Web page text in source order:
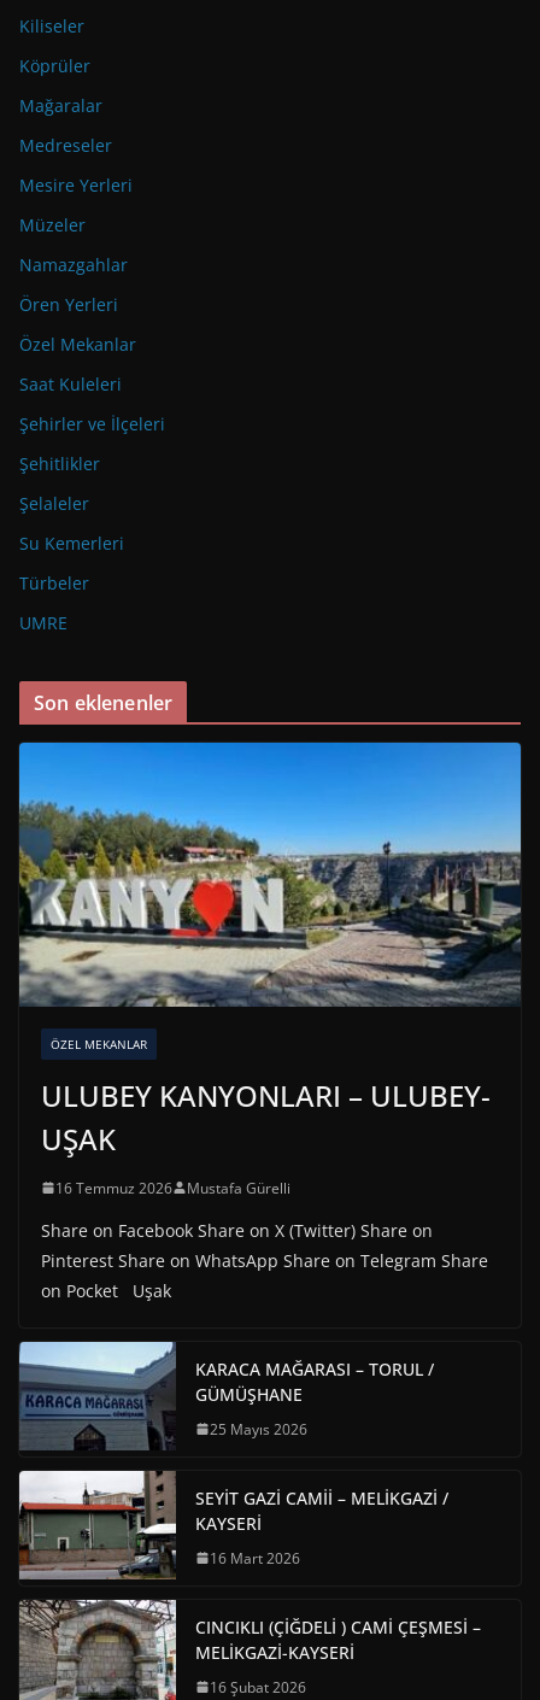
Kiliseler
Köprüler
Mağaralar
Medreseler
Mesire Yerleri
Müzeler
Namazgahlar
Ören Yerleri
Özel Mekanlar
Saat Kuleleri
Şehirler ve İlçeleri
Şehitlikler
Şelaleler
Su Kemerleri
Türbeler
UMRE
Son eklenenler
ÖZEL MEKANLAR
ULUBEY KANYONLARI – ULUBEY-
UŞAK
16 Temmuz 2026 Mustafa Gürelli
Share on Facebook Share on X (Twitter) Share on
Pinterest Share on WhatsApp Share on Telegram Share
on Pocket Uşak
KARACA MAĞARASI – TORUL /
GÜMÜŞHANE
25 Mayıs 2026
SEYİT GAZİ CAMİİ – MELİKGAZİ /
KAYSERİ
16 Mart 2026
CINCIKLI (ÇİĞDELİ ) CAMİ ÇEŞMESİ –
MELİKGAZİ-KAYSERİ
16 Şubat 2026